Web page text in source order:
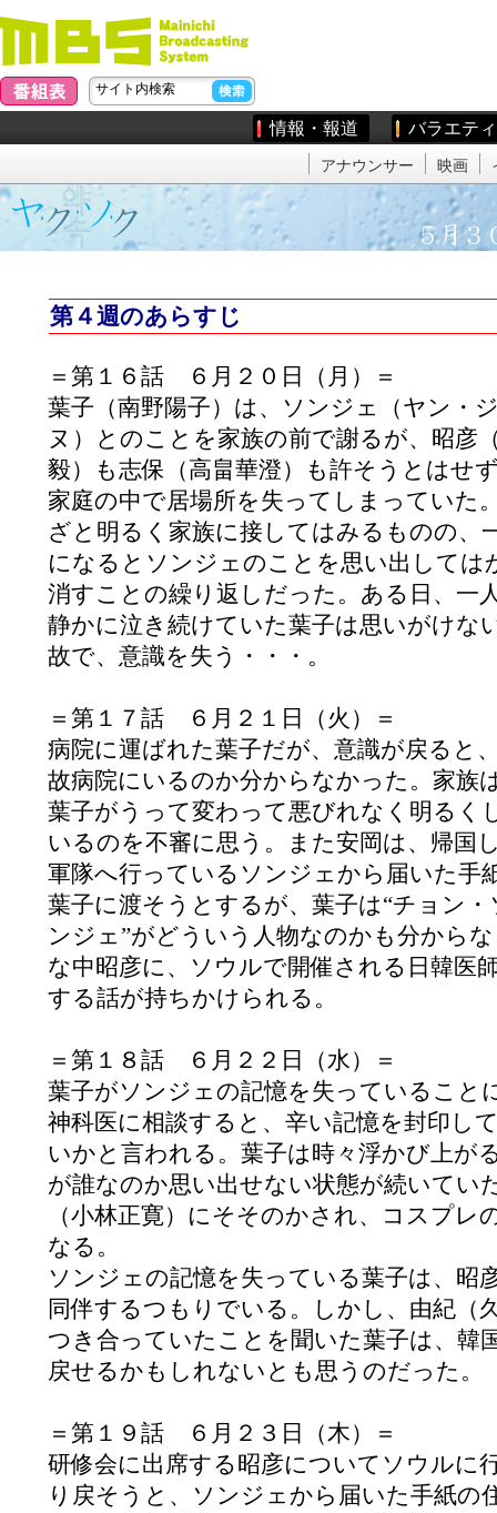
情報・報道 バラエティ
アナウンサー 映画
第４週のあらすじ
＝第１６話 ６月２０日（月）＝
葉子（南野陽子）は、ソンジェ（ヤン・
ヌ）とのことを家族の前で謝るが、昭彦
毅）も志保（高畠華澄）も許そうとはせ
家庭の中で居場所を失ってしまっていた
ざと明るく家族に接してはみるものの、
になるとソンジェのことを思い出しては
消すことの繰り返しだった。ある日、一
静かに泣き続けていた葉子は思いがけな
故で、意識を失う・・・。
＝第１７話 ６月２１日（火）＝
病院に運ばれた葉子だが、意識が戻ると
故病院にいるのか分からなかった。家族
葉子がうって変わって悪びれなく明るく
いるのを不審に思う。また安岡は、帰国
軍隊へ行っているソンジェから届いた手
葉子に渡そうとするが、葉子は“チョン・
ンジェ”がどういう人物なのかも分から
な中昭彦に、ソウルで開催される日韓医
する話が持ちかけられる。
＝第１８話 ６月２２日（水）＝
葉子がソンジェの記憶を失っていること
神科医に相談すると、辛い記憶を封印し
いかと言われる。葉子は時々浮かび上が
が誰なのか思い出せない状態が続いてい
（小林正寛）にそそのかされ、コスプ
なる。
ソンジェの記憶を失っている葉子は、昭
同伴するつもりでいる。しかし、由紀（
つき合っていたことを聞いた葉子は、韓
戻せるかもしれないとも思うのだった。
＝第１９話 ６月２３日（木）＝
研修会に出席する昭彦についてソウルに
り戻そうと、ソンジェから届いた手紙の